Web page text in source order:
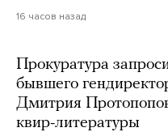
16 часов назад
Прокуратура
бывшего
Дмитрия
квир-литературы